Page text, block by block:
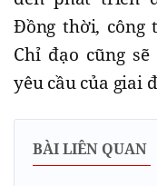
Đồng thời, công
Chỉ đạo cũng
yêu cầu của giai
BÀI LIÊN QUAN